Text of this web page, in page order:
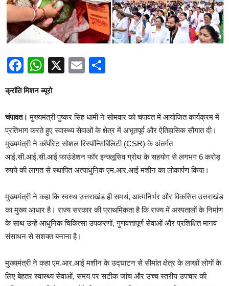
Facebook
WhatsApp
X Email
क्रांति मिशन ब्यूरो
चंपावत।मुख्यमंत्री पुष्कर सिंह धामी ने सोमवार को चंपावत में आयोजित कार्यक्रम में
प्रतिभाग करते हुए स्वास्थ्य सेवाओं के क्षेत्र में अभूतपूर्व और ऐतिहासिक सौगात दी।
मुख्यमंत्री ने कॉर्पोरेट सोशल रिस्पॉन्सिबिलिटी (CSR) के अंतर्गत
आई.सी.आई.सी.आई फाउंडेशन फॉर इन्क्लूसिव ग्रोथ के सहयोग से लगभग 6 करोड़
रुपये की लागत से स्थापित अत्याधुनिक एम.आर.आई मशीन का लोकार्पण किया।
मुख्यमंत्री ने कहा कि स्वस्थ उत्तराखंड ही समर्थ, आत्मनिर्भर और विकसित उत्तराखंड
का मुख्य आधार है। राज्य सरकार की प्राथमिकता है कि राज्य में अस्पतालों के निर्माण
के साथ उन्हें आधुनिक चिकित्सा उपकरणों, गुणवत्तापूर्ण सेवाओं और प्रशिक्षित मानव
संसाधन से सशक्त बनाना है।
मुख्यमंत्री ने कहा एम.आर.आई मशीन के उद्घाटन से सीमांत क्षेत्र के लाखों लोगों के
लिए बेहतर स्वास्थ्य सेवाओं, समय पर सटीक जांच और उच्च स्तरीय उपचार की